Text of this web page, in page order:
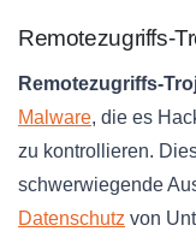
Remotezugriffs-
Remotezugriffs-
Malware, die es
zu kontrollieren.
schwerwiegende
Datenschutz von